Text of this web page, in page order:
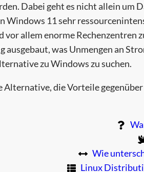
Dabei geht es nicht allein um
Windows 11 sehr
vor allem enorme Rechenzentren
ausgebaut, was Unmengen an
zu Windows zu suchen.
Alternative, die Vorteile
Wie
Linux